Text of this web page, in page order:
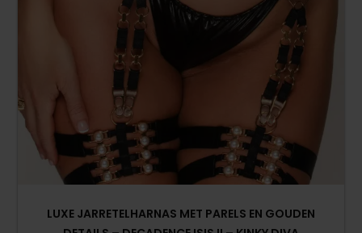
LUXE JARRETELHARNAS MET PARELS EN GOUDEN